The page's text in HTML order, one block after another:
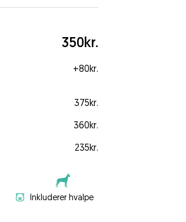
350kr.
+80kr.
375kr.
360kr.
235kr.
Inkluderer hvalpe